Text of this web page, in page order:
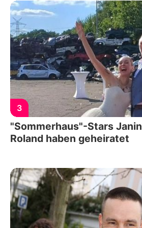
3
"Sommerhaus"-Stars
Roland haben geheiratet